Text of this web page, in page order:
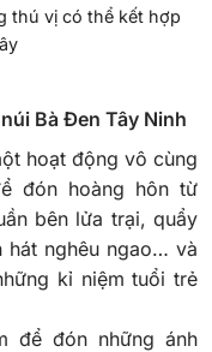
thú vị có thể kết hợp
Bà Đen Tây Ninh
hoạt động vô cùng
đón hoàng hôn từ
bên lửa trại, quẩy
hát nghêu ngao… và
kỉ niệm tuổi trẻ
để đón những ánh